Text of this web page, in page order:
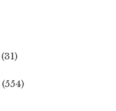
(31)
(554)